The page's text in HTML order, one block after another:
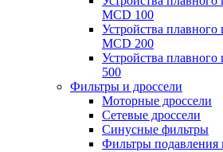
MCD 100
Устройства плавного
MCD 200
Устройства
500
Фильтры и дроссели
Моторные дроссели
Сетевые дроссели
Синусные фильтры
Фильтры подавления